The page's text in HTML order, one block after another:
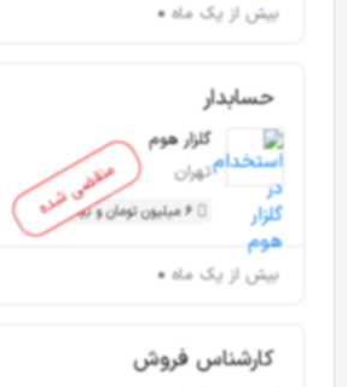
بیش از یک ماه
منقضی شده
حسابدار
گلزار هوم
تهران
6 میلیون تومان و بیشتر
بیش از یک ماه
کارشناس فروش